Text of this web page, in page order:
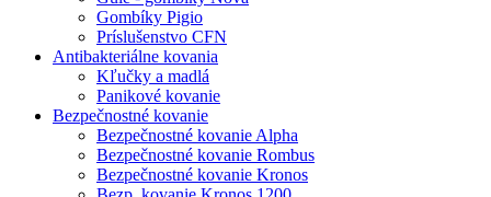
Gombíky Pigio
Príslušenstvo CFN
Antibakteriálne kovania
Kľučky a madlá
Panikové kovanie
Bezpečnostné kovanie
Bezpečnostné kovanie Alpha
Bezpečnostné kovanie Rombus
Bezpečnostné kovanie Kronos